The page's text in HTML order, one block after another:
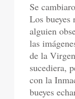
Se
Los bueyes
alguien
las
de la
sucediera,
con la
bueyes